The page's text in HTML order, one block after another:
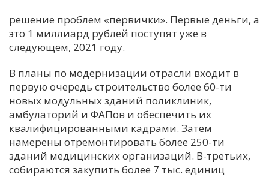
Е
И
К
С
Т
У
решение проблем «первички». Первые деньги, а
это 1 миллиард рублей поступят уже в
следующем, 2021 году.
В планы по модернизации отрасли входит в
первую очередь строительство более 60-ти
новых модульных зданий поликлиник,
амбулаторий и ФАПов и обеспечить их
квалифицированными кадрами. Затем
намерены отремонтировать более 250-ти
зданий медицинских организаций. В-третьих,
собираются закупить более 7 тыс. единиц